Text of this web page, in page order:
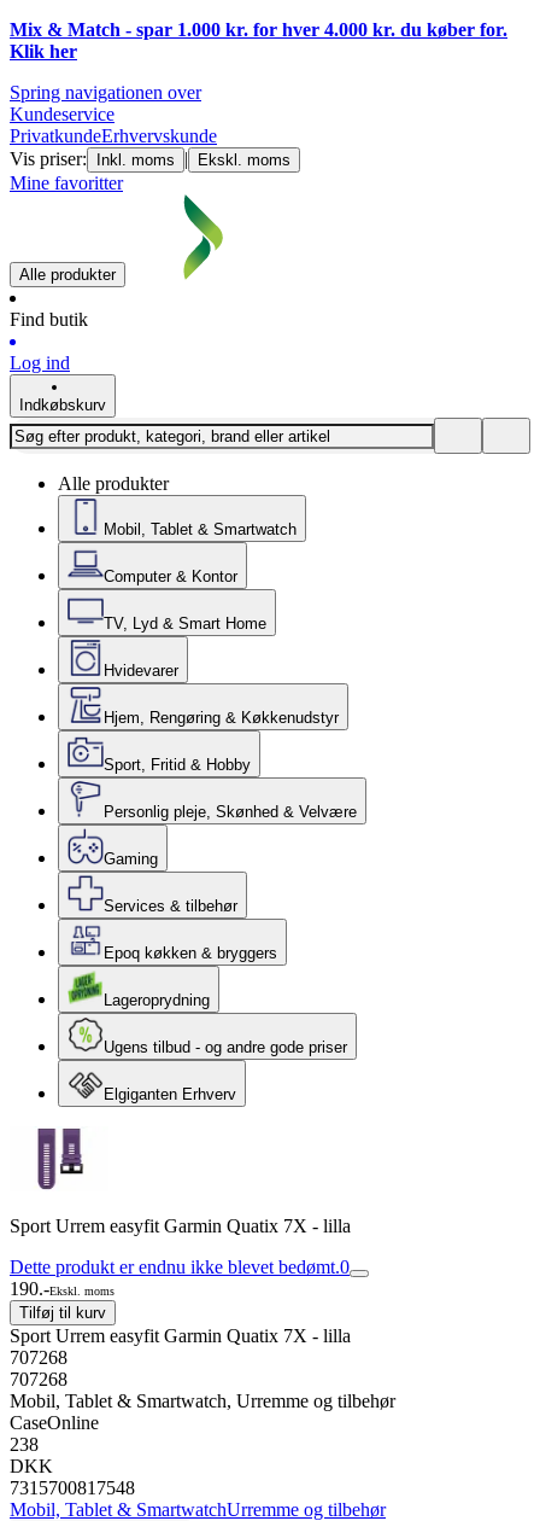
Mix & Match - spar 1.000 kr. for hver 4.000 kr. du køber for.
Klik her
Spring navigationen over
Kundeservice
PrivatkundeErhvervskunde
Vis priser:
Inkl. moms | Ekskl. moms
Mine favoritter
Alle produkter
Find butik
Log ind
Indkøbskurv
Alle produkter
Mobil, Tablet & Smartwatch
Computer & Kontor
TV, Lyd & Smart Home
Hvidevarer
Hjem, Rengøring & Køkkenudstyr
Sport, Fritid & Hobby
Personlig pleje, Skønhed & Velvære
Gaming
Services & tilbehør
Epoq køkken & bryggers
Lageroprydning
Ugens tilbud - og andre gode priser
Elgiganten Erhverv
Sport Urrem easyfit Garmin Quatix 7X - lilla
Dette produkt er endnu ikke blevet bedømt.0
190.-Ekskl. moms
Tilføj til kurv
Sport Urrem easyfit Garmin Quatix 7X - lilla
707268
707268
Mobil, Tablet & Smartwatch, Urremme og tilbehør
CaseOnline
238
DKK
7315700817548
Mobil, Tablet & SmartwatchUrremme og tilbehør